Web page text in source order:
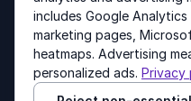
Other products by GenText
includes Google
marketing pages,
heatmaps. Advertising
personalized ads. Privacy